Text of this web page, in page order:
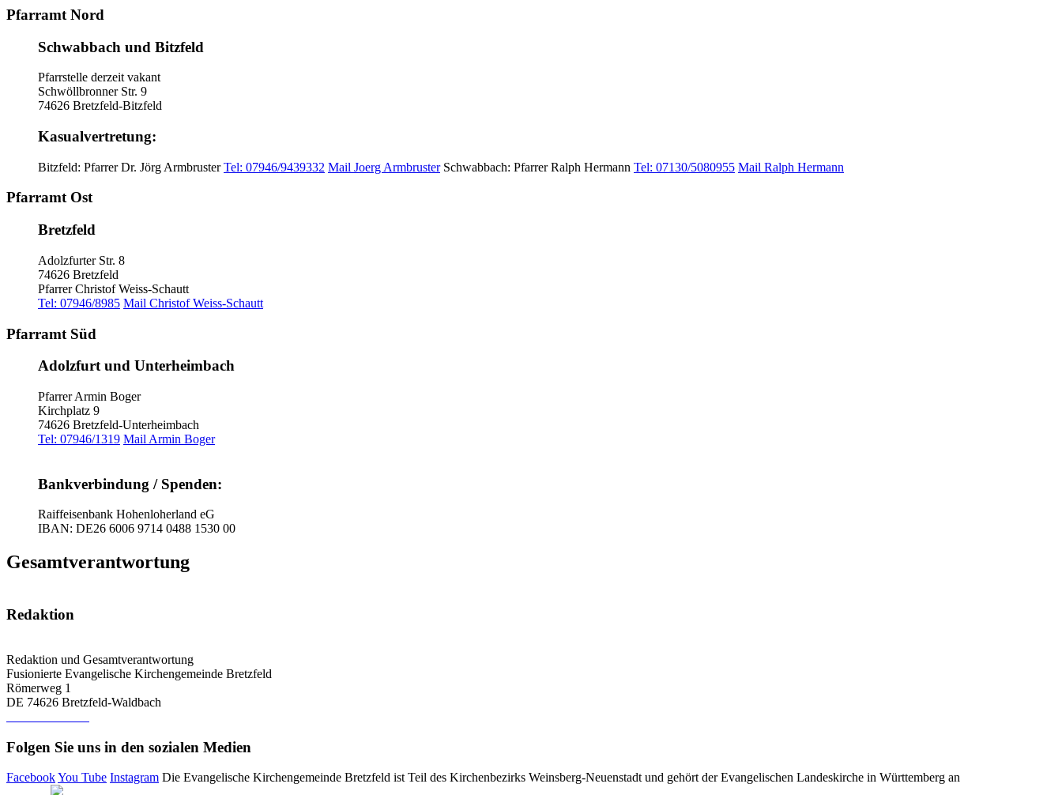
Pfarramt Nord
Schwabbach und Bitzfeld
Pfarrstelle derzeit vakant
Schwöllbronner Str. 9
74626 Bretzfeld-Bitzfeld
Kasualvertretung:
Bitzfeld: Pfarrer Dr. Jörg ArmbrusterTel: 07946/9439332 Mail Joerg Armbruster Schwabbach: Pfarrer Ralph Hermann Tel: 07130/5080955 Mail Ralph Hermann
Pfarramt Ost
Bretzfeld
Adolzfurter Str. 8
74626 Bretzfeld
Pfarrer Christof Weiss-Schautt
Tel: 07946/8985 Mail Christof Weiss-Schautt
Pfarramt Süd
Adolzfurt und Unterheimbach
Pfarrer Armin Boger
Kirchplatz 9
74626 Bretzfeld-Unterheimbach
Tel: 07946/1319 Mail Armin Boger
Bankverbindung / Spenden:
Raiffeisenbank Hohenloherland eG
IBAN: DE26 6006 9714 0488 1530 00
Gesamtverantwortung
Redaktion
Redaktion und Gesamtverantwortung
Fusionierte Evangelische Kirchengemeinde Bretzfeld
Römerweg 1
DE 74626 Bretzfeld-Waldbach
Folgen Sie uns in den sozialen Medien
FacebookYou Tube Instagram Die Evangelische Kirchengemeinde Bretzfeld ist Teil des Kirchenbezirks Weinsberg-Neuenstadt und gehört der Evangelischen Landeskirche in Württemberg an